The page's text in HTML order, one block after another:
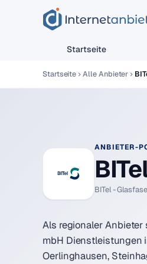
Startseite
Startseite Alle Anbieter
ANBIETER-
BITel -
Als regionaler Anbieter
mbH Dienstleistungen
Oerlinghausen,